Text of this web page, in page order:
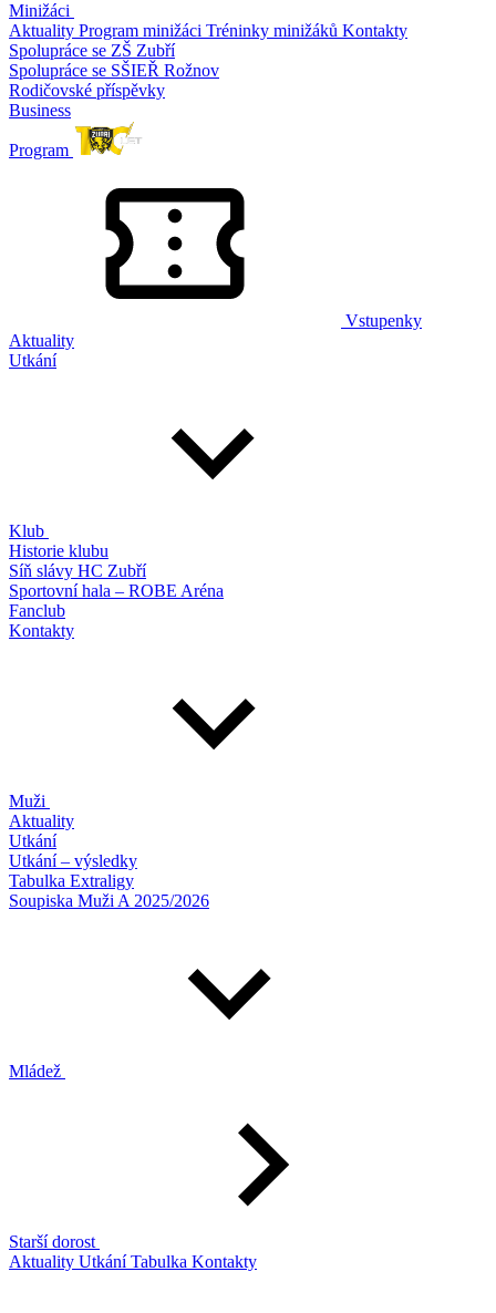
Minižáci
Aktuality Program minižáci Tréninky minižáků Kontakty
Spolupráce se ZŠ Zubří
Spolupráce se SŠIEŘ Rožnov
Rodičovské příspěvky
Business
Program
Vstupenky
Aktuality
Utkání
Klub
Historie klubu
Síň slávy HC Zubří
Sportovní hala – ROBE Aréna
Fanclub
Kontakty
Muži
Aktuality
Utkání
Utkání – výsledky
Tabulka Extraligy
Soupiska Muži A 2025/2026
Mládež
Starší dorost
Aktuality UtkáníTabulka Kontakty